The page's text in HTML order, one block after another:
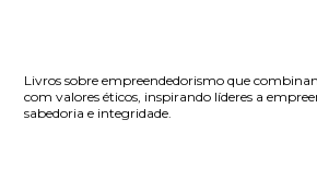
Livros sobre empreendedorismo que
com valores éticos, inspirando líderes a
sabedoria e integridade.